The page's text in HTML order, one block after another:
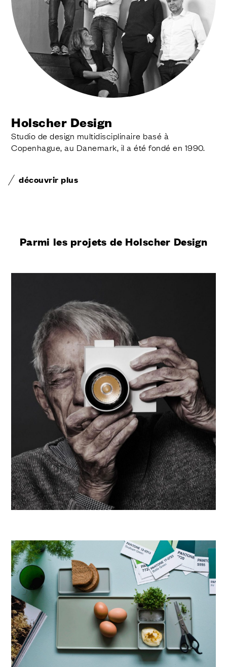
Holscher Design
Studio de design multidisciplinaire basé à
Copenhague, au Danemark, il a été fondé en 1990.
découvrir plus
Parmi les projets de Holscher Design